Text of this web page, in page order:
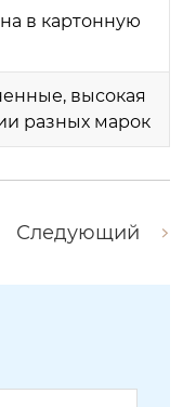
в картонную
высокая
разных марок
Следующий